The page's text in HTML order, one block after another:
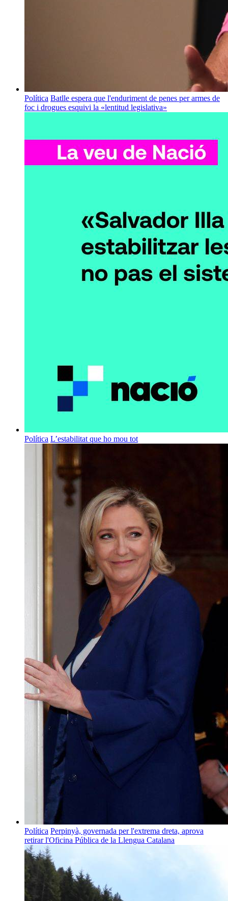
Política Batlle espera que l'enduriment de penes per armes de
foc i drogues esquivi la «lentitud legislativa»
Política L’estabilitat que ho mou tot
Política Perpinyà, governada per l'extrema dreta, aprova
retirar l'Oficina Pública de la Llengua Catalana